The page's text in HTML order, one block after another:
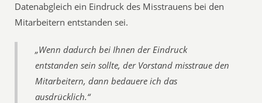
Datenabgleich ein Eindruck des Misstrauens bei den
Mitarbeitern entstanden sei.
„Wenn dadurch bei Ihnen der Eindruck
entstanden sein sollte, der Vorstand misstraue den
Mitarbeitern, dann bedauere ich das
ausdrücklich.“